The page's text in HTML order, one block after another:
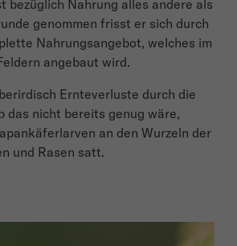
bezüglich Nahrung alles andere als
genommen frisst er sich durch
Nahrungsangebot, welches im
angebaut wird.
Ernteverluste durch die
das nicht bereits genug wäre,
an den Wurzeln der
und Rasen satt.